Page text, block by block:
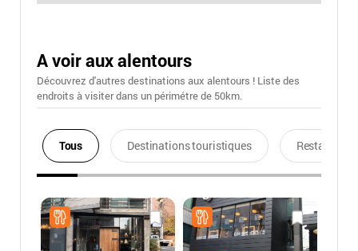
A voir aux alentours
Découvrez d'autres destinations aux alentours ! Liste des
endroits à visiter dans un périmétre de 50km.
Tous Destinations touristiques Restaurants